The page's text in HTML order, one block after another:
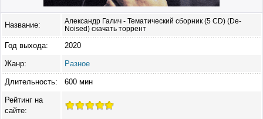
Название:
Александр Галич - Тематический сборник (5 CD) (De-
Noised) скачать торрент
Год выхода: 2020
Жанр: Разное
Длительность: 600 мин
Рейтинг на
сайте: